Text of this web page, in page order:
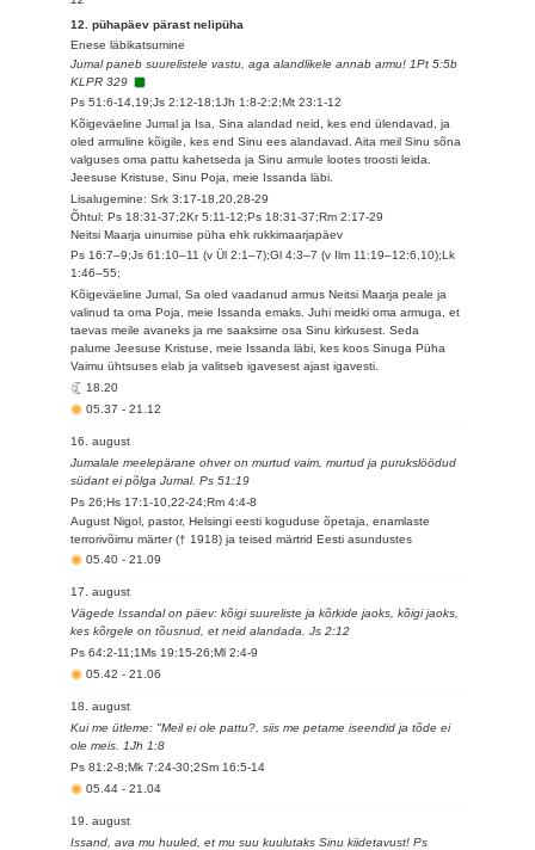
12. pühapäev pärast nelipüha
Enese läbikatsumine
Jumal paneb suurelistele vastu, aga alandlikele annab armu! 1Pt 5:5b
KLPR 329
Ps 51:6-14,19;Js 2:12-18;1Jh 1:8-2:2;Mt 23:1-12
Kõigeväeline Jumal ja Isa, Sina alandad neid, kes end ülendavad, ja
oled armuline kõigile, kes end Sinu ees alandavad. Aita meil Sinu sõna
valguses oma pattu kahetseda ja Sinu armule lootes troosti leida.
Jeesuse Kristuse, Sinu Poja, meie Issanda läbi.
Lisalugemine: Srk 3:17-18,20,28-29
Õhtul: Ps 18:31-37;2Kr 5:11-12;Ps 18:31-37;Rm 2:17-29
Neitsi Maarja uinumise püha ehk rukkimaarjapäev
Ps 16:7–9;Js 61:10–11 (v Ül 2:1–7);Gl 4:3–7 (v Ilm 11:19–12:6,10);Lk
1:46–55;
Kõigeväeline Jumal, Sa oled vaadanud armus Neitsi Maarja peale ja
valinud ta oma Poja, meie Issanda emaks. Juhi meidki oma armuga, et
taevas meile avaneks ja me saaksime osa Sinu kirkusest. Seda
palume Jeesuse Kristuse, meie Issanda läbi, kes koos Sinuga Püha
Vaimu ühtsuses elab ja valitseb igavesest ajast igavesti.
18.20
05.37-21.12
16. august
Jumalale meelepärane ohver on murtud vaim, murtud ja purukslöödud
südant ei põlga Jumal. Ps 51:19
Ps 26;Hs 17:1-10,22-24;Rm 4:4-8
August Nigol, pastor, Helsingi eesti koguduse õpetaja, enamlaste
terrorivõimu märter († 1918) ja teised märtrid Eesti asundustes
05.40-21.09
17. august
Vägede Issandal on päev: kõigi suureliste ja kõrkide jaoks, kõigi jaoks,
kes kõrgele on tõusnud, et neid alandada. Js 2:12
Ps 64:2-11;1Ms 19:15-26;Ml 2:4-9
05.42-21.06
18. august
Kui me ütleme: "Meil ei ole pattu?, siis me petame iseendid ja tõde ei
ole meis. 1Jh 1:8
Ps 81:2-8;Mk 7:24-30;2Sm 16:5-14
05.44-21.04
19. august
Issand, ava mu huuled, et mu suu kuulutaks Sinu kiidetavust! Ps